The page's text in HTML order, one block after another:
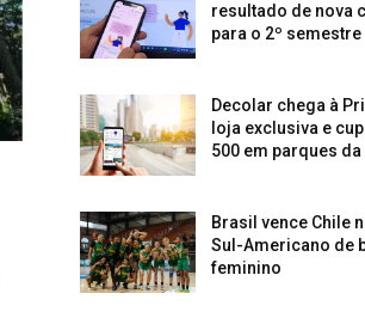
resultado de nova
para o 2º semestre
Decolar chega à
loja exclusiva e
500 em parques da
Brasil vence Chile
Sul-Americano de
feminino